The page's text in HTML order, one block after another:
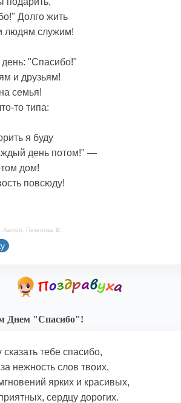
Долго жить
людям служим!
"Спасибо!"
и друзьям!
семья!
то типа:
я буду
день потом!" —
дом!
повсюду!
Печенова В.
Днем "Спасибо"!
сказать тебе спасибо,
нежность слов твоих,
ярких и красивых,
сердцу дорогих.